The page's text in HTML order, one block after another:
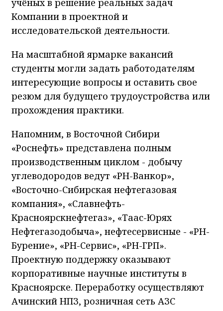
учёных в решение реальных задач
Компании в проектной и
исследовательской деятельности.
На масштабной ярмарке вакансий
студенты могли задать работодателям
интересующие вопросы и оставить свое
резюм для будущего трудоустройства или
прохождения практики.
Напомним, в Восточной Сибири
«Роснефть» представлена полным
производственным циклом - добычу
углеводородов ведут «РН-Ванкор»,
«Восточно-Сибирская нефтегазовая
компания», «Славнефть-
Красноярскнефтегаз», «Таас-Юрях
Нефтегазодобыча», нефтесервисные - «РН-
Бурение», «РН-Сервис», «РН-ГРП».
Проектную поддержку оказывают
корпоративные научные институты в
Красноярске. Переработку осуществляют
Ачинский НПЗ, розничная сеть АЗС